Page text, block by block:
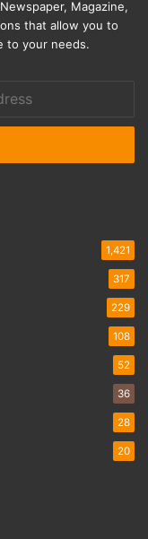
Magazine,
that allow you to
to your needs.
1,421
317
229
108
52
36
28
20